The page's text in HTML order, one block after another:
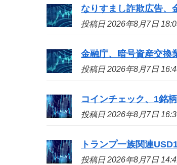
なりすまし詐欺広告、
投稿日 2026年8月7日
金融庁、暗号資産交換
投稿日 2026年8月7日
コインチェック、1銘
投稿日 2026年8月7日
トランプ一族関連
投稿日 2026年8月7日